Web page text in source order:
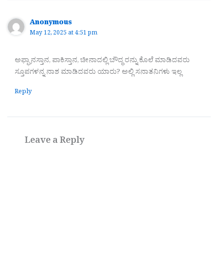
Anonymous
May 12, 2025 at 4:51 pm
ಅಫ್ಘಾನಸ್ತಾನ, ಪಾಕಿಸ್ತಾನ, ಚೀನಾದಲ್ಲಿ ಬೌದ್ಧ ರನ್ನು ಕೊಲೆ ಮಾಡಿದವರು
ಸ್ತೂಪಗಳನ್ನ ನಾಶ ಮಾಡಿದವರು ಯಾರು? ಅಲ್ಲಿ ಸನಾತನಿಗಳು ಇಲ್ಲ
Reply
Leave a Reply